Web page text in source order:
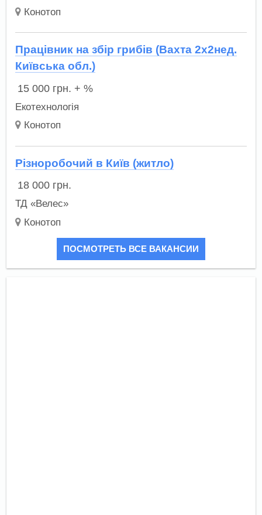
Конотоп
Працівник на збір грибів (Вахта 2х2нед.
Київська обл.)
15 000 грн. + %
Екотехнологія
Конотоп
Різноробочий в Київ (житло)
18 000 грн.
ТД «Велес»
Конотоп
ПОСМОТРЕТЬ ВСЕ ВАКАНСИИ